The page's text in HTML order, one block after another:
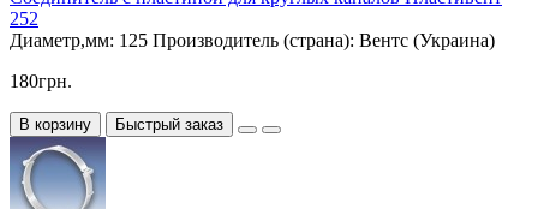
252
Диаметр,мм: 125 Производитель (страна): Вентс (Украина)
180грн.
В корзину Быстрый заказ